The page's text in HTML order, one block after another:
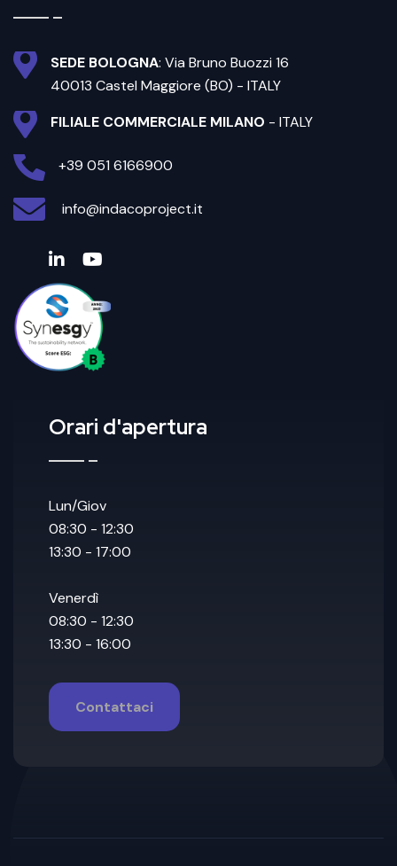
Orari d'apertura
Lun/Giov
08:30 - 12:30
13:30 - 17:00
Venerdì
08:30 - 12:30
13:30 - 16:00
Contattaci
SEDE BOLOGNA: Via Bruno Buozzi 16
40013 Castel Maggiore (BO) - ITALY
FILIALE COMMERCIALE MILANO - ITALY
+39 051 6166900
info@indacoproject.it